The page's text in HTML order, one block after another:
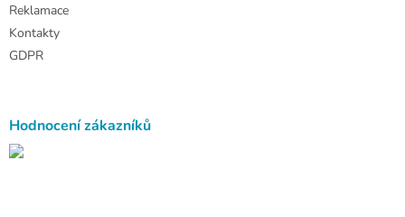
Reklamace
Kontakty
GDPR
Hodnocení zákazníků